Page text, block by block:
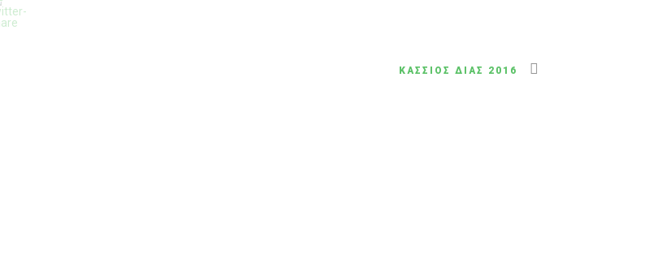
ΚΆΣΣΙΟΣ ΔΊΑΣ 2016